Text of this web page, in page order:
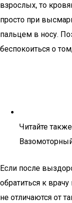
взрослых, то
просто при
пальцем в носу.
беспокоиться о
Читайте
Если после
обратиться к
не отличаются от